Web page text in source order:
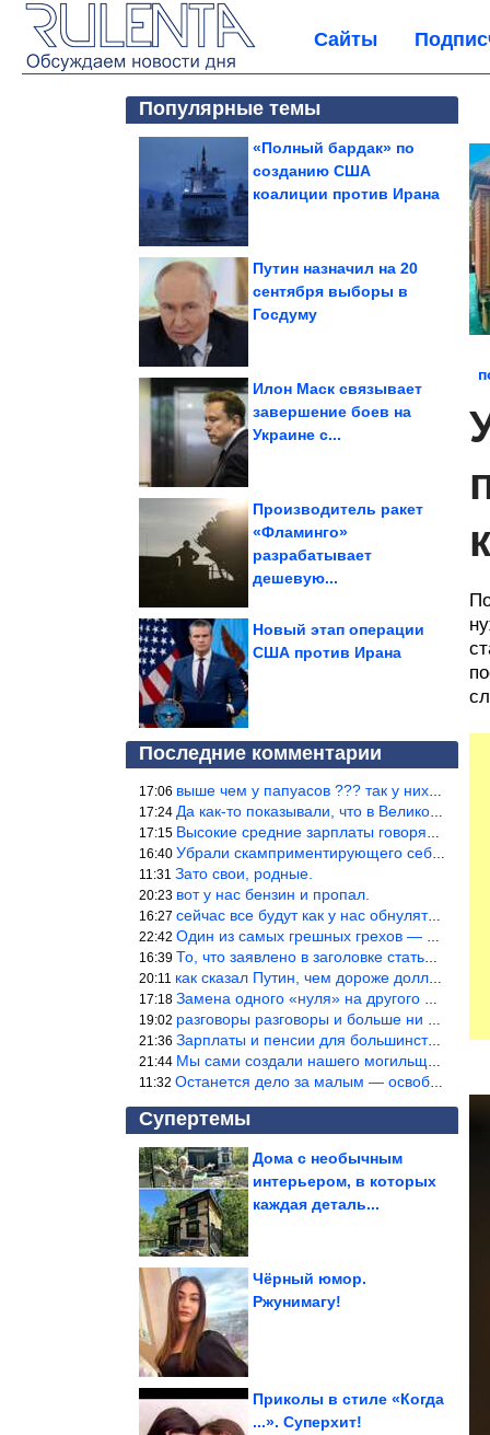
Сайты
Популярные темы
«Полный бардак» по
созданию США
коалиции против Ирана
Путин назначил на 20
сентября выборы в
Госдуму
Илон Маск связывает
завершение боев на
Украине с...
Производитель ракет
«Фламинго»
разрабатывает
дешевую...
Новый этап операции
США против Ирана
Последние комментарии
17:06 выше чем у папуасов ??? так у них вообще зарплат нет.
17:24 Да как-то показывали, что в Великобритании вообще корм для живот
17:15 Высокие средние зарплаты говорят о заоблачных зарплатах определё
16:40 Убрали скамприментирующего себя марианетку, кто будет следующим…
11:31 Зато свои, родные.
20:23 вот у нас бензин и пропал.
16:27 сейчас все будут как у нас обнуляться.
22:42 Один из самых грешных грехов — считать себя непогрешимым.
16:39 То, что заявлено в заголовке статьи противоречит утверждению &qu
20:11 как сказал Путин, чем дороже доллар тем дороже нефть продадим.
17:18 Замена одного «нуля» на другого «нуля» в рамках одной и той же с
19:02 разговоры разговоры и больше ни чего 9я часть балабола.
21:36 Зарплаты и пенсии для большинства населения в регионах нищенские
21:44 Мы сами создали нашего могильщика, это ИИ. Он нас и похоронит. М
11:32 Останется дело за малым — освободить планету Земля от глупого ви
Супертемы
6 запретов в интерьере
Дома с необычным
интерьером, в которых
каждая деталь...
Чёрный юмор.
Ржунимагу!
Приколы в стиле «Когда
...». Суперхит!